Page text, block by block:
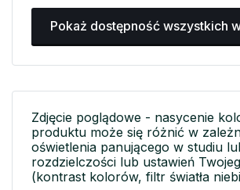
Pokaż dostępność wszystkich
Zdjęcie poglądowe - nasycenie
produktu może się różnić w
oświetlenia panującego w studiu
rozdzielczości lub ustawień
(kontrast kolorów, filtr światła